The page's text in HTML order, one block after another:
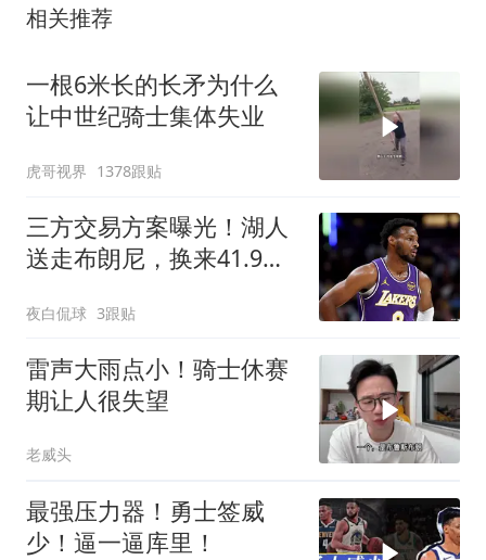
相关推荐
一根6米长的长矛为什么
让中世纪骑士集体失业
虎哥视界 1378跟贴
三方交易方案曝光！湖人
送走布朗尼，换来41.9%
夜白侃球 3跟贴
雷声大雨点小！骑士休赛
期让人很失望
老威头
最强压力器！勇士签威
少！逼一逼库里！